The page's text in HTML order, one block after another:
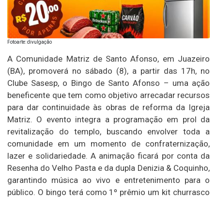
Fotoarte: divulgação
A Comunidade Matriz de Santo Afonso, em Juazeiro
(BA), promoverá no sábado (8), a partir das 17h, no
Clube Sasesp, o Bingo de Santo Afonso – uma ação
beneficente que tem como objetivo arrecadar recursos
para dar continuidade às obras de reforma da Igreja
Matriz. O evento integra a programação em prol da
revitalização do templo, buscando envolver toda a
comunidade em um momento de confraternização,
lazer e solidariedade. A animação ficará por conta da
Resenha do Velho Pasta e da dupla Denizia & Coquinho,
garantindo música ao vivo e entretenimento para o
público. O bingo terá como 1º prêmio um kit churrasco